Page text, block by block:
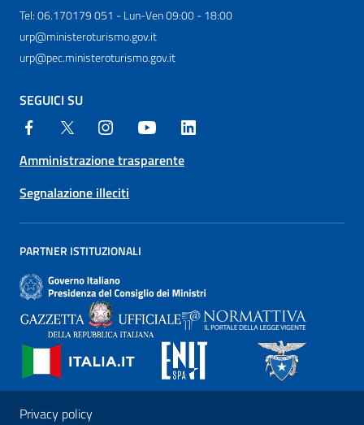
Tel: 06.170179 051 - Lun-Ven 09:00 - 18:00
urp@ministeroturismo.gov.it
urp@pec.ministeroturismo.gov.it
SEGUICI SU
Amministrazione trasparente
Segnalazione illeciti
PARTNER ISTITUZIONALI
Privacy policy